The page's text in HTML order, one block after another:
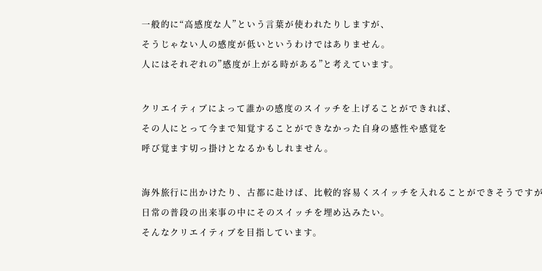
一般的に“高感度な人”という言葉が使われたりしますが、
そうじゃない人の感度が低いというわけではありません。
人にはそれぞれの”感度が上がる時がある”と考えています。
クリエイティブによって誰かの感度のスイッチを上げることができれば、
その人にとって今まで知覚することができなかった自身の感性や感覚を
呼び覚ます切っ掛けとなるかもしれません。
海外旅行に出かけたり、古都に赴けば、比較的容易くスイッチを入れることができそうです
日常の普段の出来事の中にそのスイッチを埋め込みたい。
そんなクリエイティブを目指しています。